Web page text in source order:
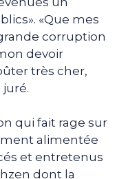
«Que mes
corruption
devoir
très cher,
juré.
qui fait rage sur
alimentée
et entretenus
dont la